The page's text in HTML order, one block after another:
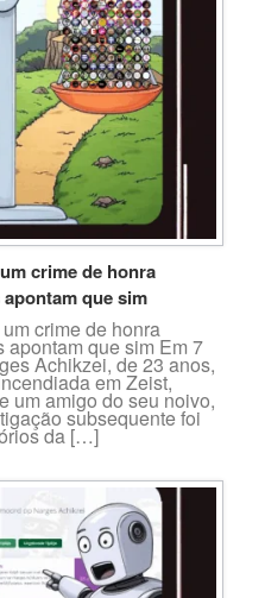
crime de honra
que sim
crime de honra
apontam que sim Em 7
Achikzei, de 23 anos,
em Zeist,
um amigo do seu noivo,
subsequente foi
da […]